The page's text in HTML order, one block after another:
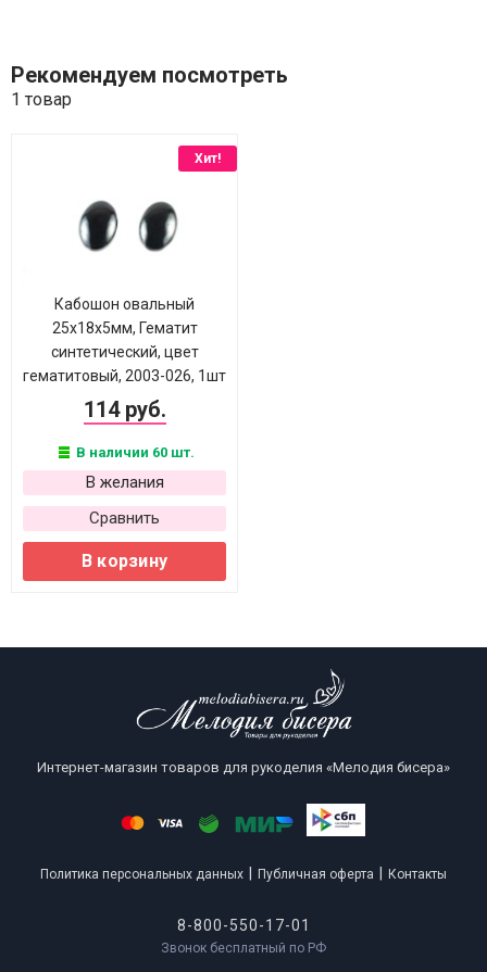
Рекомендуем посмотреть
1 товар
Хит!
Кабошон овальный
25х18х5мм, Гематит
синтетический, цвет
гематитовый, 2003-026, 1шт
114 руб.
В наличии 60 шт.
В желания
Сравнить
В корзину
Интернет-магазин товаров для рукоделия «Мелодия бисера»
Политика персональных данных Публичная оферта Контакты
8-800-550-17-01
Звонок бесплатный по РФ